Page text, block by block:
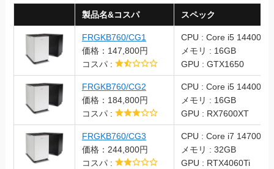
製品名&コスパ スペック
FRGKB760/CG1
価格：147,800円
コスパ :
CPU : Core i5 14400F
メモリ : 16GB
GPU : GTX1650
FRGKB760/CG2
価格：184,800円
コスパ :
CPU : Core i5 14400F
メモリ : 16GB
GPU : RX7600XT
FRGKB760/CG3
価格：244,800円
コスパ :
CPU : Core i7 14700F
メモリ : 32GB
GPU : RTX4060Ti